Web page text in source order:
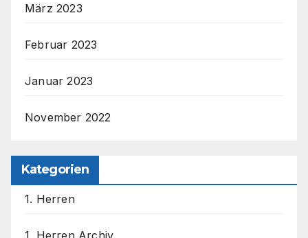
März 2023
Februar 2023
Januar 2023
November 2022
Kategorien
1. Herren
1. Herren Archiv